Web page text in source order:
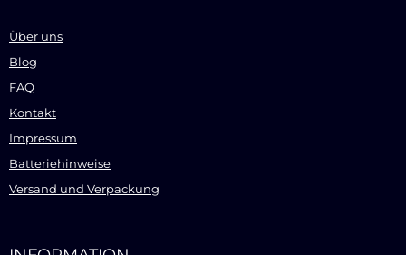
Über uns
Blog
FAQ
Kontakt
Impressum
Batteriehinweise
Versand und Verpackung